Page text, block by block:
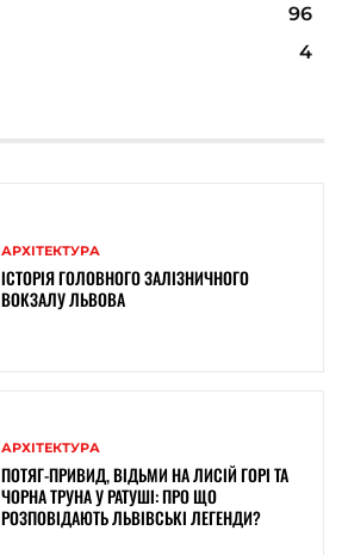
96
4
АРХІТЕКТУРА
ІСТОРІЯ ГОЛОВНОГО ЗАЛІЗНИЧНОГО
ВОКЗАЛУ ЛЬВОВА
АРХІТЕКТУРА
ПОТЯГ-ПРИВИД, ВІДЬМИ НА ЛИСІЙ ГОРІ ТА
ЧОРНА ТРУНА У РАТУШІ: ПРО ЩО
РОЗПОВІДАЮТЬ ЛЬВІВСЬКІ ЛЕГЕНДИ?